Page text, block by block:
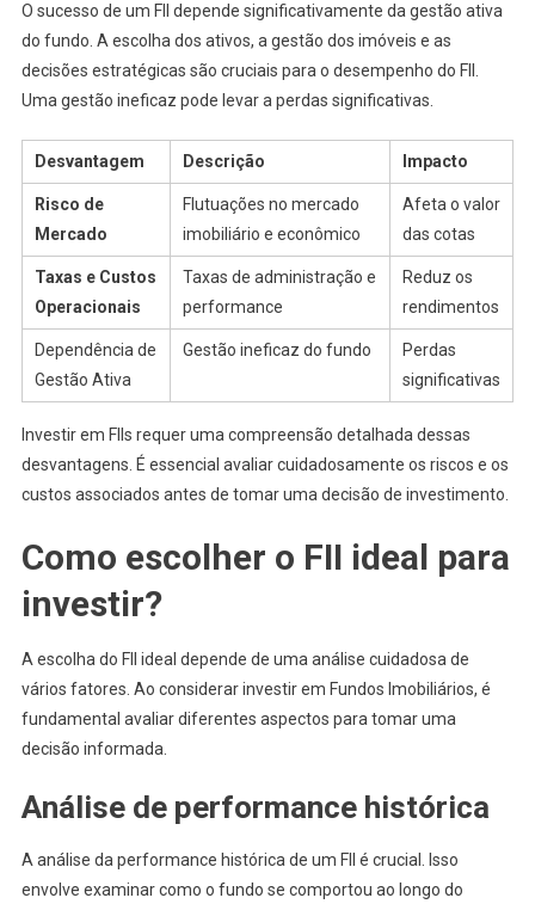
O sucesso de um FII depende significativamente da gestão ativa
do fundo. A escolha dos ativos, a gestão dos imóveis e as
decisões estratégicas são cruciais para o desempenho do FII.
Uma gestão ineficaz pode levar a perdas significativas.
Desvantagem Descrição Impacto
Risco de
Mercado
Flutuações no mercado
imobiliário e econômico
Afeta o valor
das cotas
Taxas e Custos
Operacionais
Taxas de administração e
performance
Reduz os
rendimentos
Dependência de
Gestão Ativa
Gestão ineficaz do fundo
Perdas
significativas
Investir em FIIs requer uma compreensão detalhada dessas
desvantagens. É essencial avaliar cuidadosamente os riscos e os
custos associados antes de tomar uma decisão de investimento.
Como escolher o FII ideal para
investir?
A escolha do FII ideal depende de uma análise cuidadosa de
vários fatores. Ao considerar investir em Fundos Imobiliários, é
fundamental avaliar diferentes aspectos para tomar uma
decisão informada.
Análise de performance histórica
A análise da performance histórica de um FII é crucial. Isso
envolve examinar como o fundo se comportou ao longo do